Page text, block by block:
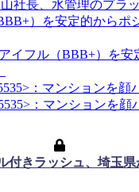
社長、水管理のプラ
アイフル（BBB+）を安
：マンションを顔
付きラッシュ、埼玉